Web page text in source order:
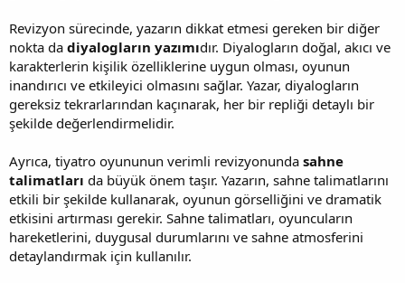
Revizyon sürecinde, yazarın dikkat etmesi gereken bir diğer
nokta da diyalogların yazımıdır. Diyalogların doğal, akıcı ve
karakterlerin kişilik özelliklerine uygun olması, oyunun
inandırıcı ve etkileyici olmasını sağlar. Yazar, diyalogların
gereksiz tekrarlarından kaçınarak, her bir repliği detaylı bir
şekilde değerlendirmelidir.
Ayrıca, tiyatro oyununun verimli revizyonunda sahne
talimatları da büyük önem taşır. Yazarın, sahne talimatlarını
etkili bir şekilde kullanarak, oyunun görselliğini ve dramatik
etkisini artırması gerekir. Sahne talimatları, oyuncuların
hareketlerini, duygusal durumlarını ve sahne atmosferini
detaylandırmak için kullanılır.